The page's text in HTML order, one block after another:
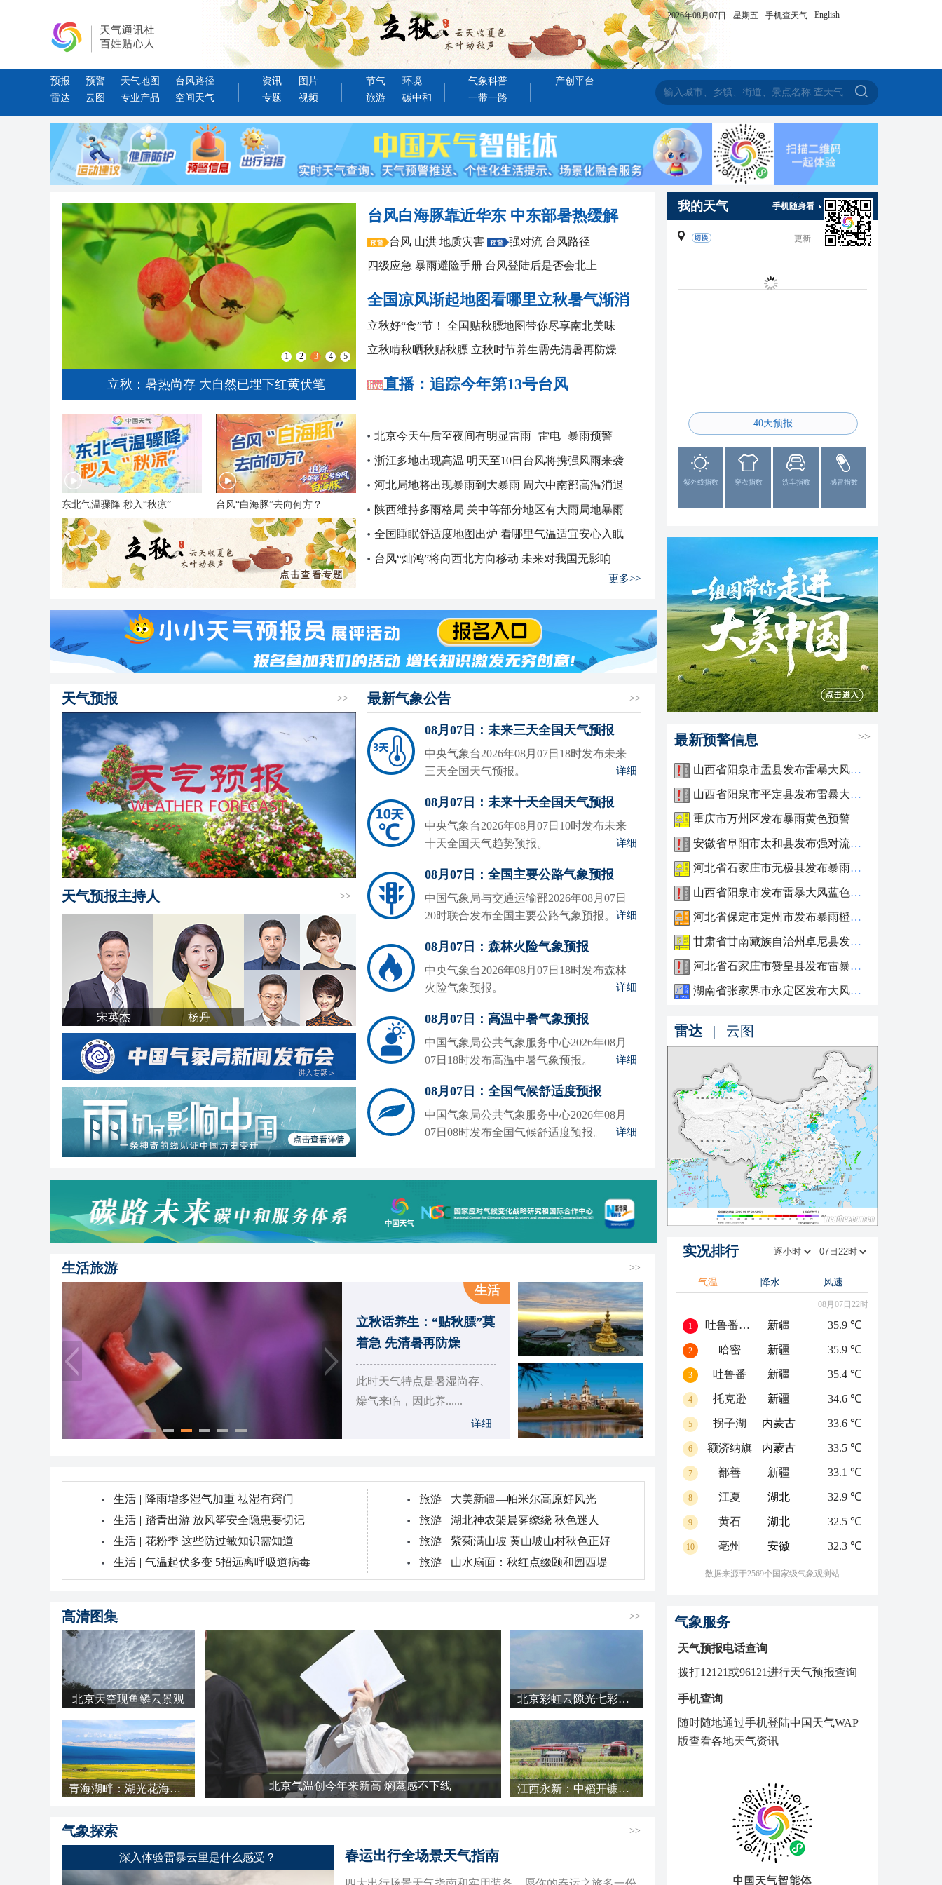
2026年08月07日 星期五 手机查天气 English
预报 预警 天气地图
台风路径
雷达
云图 专业产品 空间天气
资讯
图片
专题
视频
节气
环境
旅游
碳中和
气象科普
一带一路
产创平台
立秋：暑热尚存 大自然已埋下红黄伏笔 青海湖畔：天地铺成明亮画卷
1 2 3 4 5
东北气温骤降 秒入“秋凉” 台风“白海豚”去向何方？
台风白海豚靠近华东 中东部暑热缓解
台风 山洪 地质灾害 强对流 台风路径
四级应急 暴雨避险手册 台风登陆后是否会北上
全国凉风渐起地图看哪里立秋暑气渐消
立秋好“食”节！ 全国贴秋膘地图带你尽享南北美味
立秋啃秋晒秋贴秋膘 立秋时节养生需先清暑再防燥
直播：追踪今年第13号台风
北京今天午后至夜间有明显雷雨 雷电 暴雨预警
浙江多地出现高温 明天至10日台风将携强风雨来袭
河北局地将出现暴雨到大暴雨 周六中南部高温消退
陕西维持多雨格局 关中等部分地区有大雨局地暴雨
全国睡眠舒适度地图出炉 看哪里气温适宜安心入眠
台风“灿鸿”将向西北方向移动 未来对我国无影响
更多>>
天气预报 >>
>>
天气预报主持人
宋英杰 杨丹
最新气象公告 >>
08月07日：未来三天全国天气预报
中央气象台2026年08月07日18时发布未来
三天全国天气预报。
详细
08月07日：未来十天全国天气预报
中央气象台2026年08月07日10时发布未来
十天全国天气趋势预报。
详细
08月07日：全国主要公路气象预报
中国气象局与交通运输部2026年08月07日
20时联合发布全国主要公路气象预报。 详细
08月07日：森林火险气象预报
中央气象台2026年08月07日18时发布森林
火险气象预报。
详细
08月07日：高温中暑气象预报
中国气象局公共气象服务中心2026年08月
07日18时发布高温中暑气象预报。
详细
08月07日：全国气候舒适度预报
中国气象局公共气象服务中心2026年08月
07日08时发布全国气候舒适度预报。
详细
生活旅游 >>
生活
暑热未退空调吹不停 3招
护住肩颈不酸痛
长时间吹空调后容易引发肩
颈酸痛，如何预防......
详细
生活 | 降雨增多湿气加重 祛湿有窍门
生活 | 踏青出游 放风筝安全隐患要切记
生活 | 花粉季 这些防过敏知识需知道
生活 | 气温起伏多变 5招远离呼吸道病毒
旅游 | 大美新疆—帕米尔高原好风光
旅游 | 湖北神农架晨雾缭绕 秋色迷人
旅游 | 紫菊满山坡 黄山坡山村秋色正好
旅游 | 山水扇面：秋红点缀颐和园西堤
高清图集 >>
北京天空现鱼鳞云景观
青海湖畔：湖光花海长云 天地铺成明亮画卷 北京气温创今年来新高 焖蒸感不下线
北京彩虹云隙光七彩云浓积云接连上线
江西永新：中稻开镰抢收忙
气象探索 >>
深入体验雷暴云里是什么感受？ 春运出行全场景天气指南
我的天气 手机随身看
更新
40天预报
紫外线指数 穿衣指数 洗车指数 感冒指数
最新预警信息 >>
山西省阳泉市盂县发布雷暴大风蓝色预警
山西省阳泉市平定县发布雷暴大风蓝色预警
重庆市万州区发布暴雨黄色预警
安徽省阜阳市太和县发布强对流黄色预警
河北省石家庄市无极县发布暴雨黄色预警
山西省阳泉市发布雷暴大风蓝色预警
河北省保定市定州市发布暴雨橙色预警
甘肃省甘南藏族自治州卓尼县发布雷雨大风黄色预警
河北省石家庄市赞皇县发布雷暴大风橙色预警
湖南省张家界市永定区发布大风蓝色预警
雷达 | 云图
实况排行
气温 降水 风速
08月07日22时
1 吐鲁番高昌区 新疆 35.9 ℃
2 哈密 新疆 35.9 ℃
3 吐鲁番 新疆 35.4 ℃
4 托克逊 新疆 34.6 ℃
5 拐子湖 内蒙古 33.6 ℃
6 额济纳旗 内蒙古 33.5 ℃
7 鄯善 新疆 33.1 ℃
8 江夏 湖北 32.9 ℃
9 黄石 湖北 32.5 ℃
10 亳州 安徽 32.3 ℃
数据来源于2569个国家级气象观测站
气象服务
天气预报电话查询
拨打12121或96121进行天气预报查询
手机查询
随时随地通过手机登陆中国天气WAP
版查看各地天气资讯